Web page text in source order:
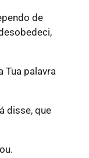
de
Tua palavra
disse, que